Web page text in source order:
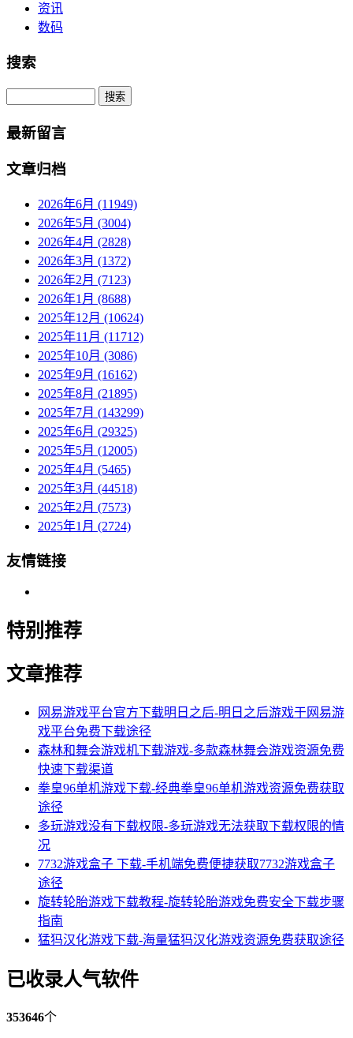
资讯
数码
搜索
Search
最新留言
文章归档
2026年6月 (11949)
2026年5月 (3004)
2026年4月 (2828)
2026年3月 (1372)
2026年2月 (7123)
2026年1月 (8688)
2025年12月 (10624)
2025年11月 (11712)
2025年10月 (3086)
2025年9月 (16162)
2025年8月 (21895)
2025年7月 (143299)
2025年6月 (29325)
2025年5月 (12005)
2025年4月 (5465)
2025年3月 (44518)
2025年2月 (7573)
2025年1月 (2724)
友情链接
特别推荐
文章推荐
网易游戏平台官方下载明日之后-明日之后游戏于网易游
戏平台免费下载途径
森林和舞会游戏机下载游戏-多款森林舞会游戏资源免费
快速下载渠道
拳皇96单机游戏下载-经典拳皇96单机游戏资源免费获取
途径
多玩游戏没有下载权限-多玩游戏无法获取下载权限的情
况
7732游戏盒子 下载-手机端免费便捷获取7732游戏盒子
途径
旋转轮胎游戏下载教程-旋转轮胎游戏免费安全下载步骤
指南
猛犸汉化游戏下载-海量猛犸汉化游戏资源免费获取途径
已收录人气软件
353646个